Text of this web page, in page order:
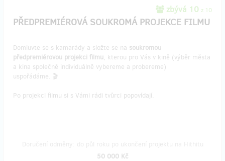
zbývá 10 z 10
PŘEDPREMIÉROVÁ SOUKROMÁ PROJEKCE FILMU
Domluvte se s kamarády a složte se na soukromou
předpremiérovou projekci filmu, kterou pro Vás v kině (výběr města
a kina společně individuálně vybereme a probereme)
uspořádáme. 🎬
Po projekci filmu si s Vámi rádi tvůrci popovídají.
50 000 Kč